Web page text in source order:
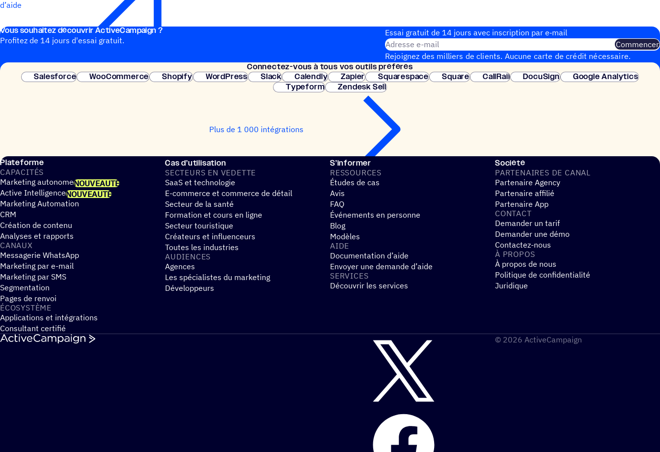
d’aide
Vous souhai­tez découvrir ActiveCampaign ?
Profitez de 14 jours d'essai gratuit.
Essai gratuit de 14 jours avec inscrip­tion par e‑mail
Adresse e-mail
Commencer
Rejoignez des milliers de clients. Aucune carte de crédit nécessaire.
Configuration instantanée.
Connec­tez-vous à tous vos outils préférés
Salesforce
WooCommerce Shopify WordPress Slack Calendly Zapier Squarespace Square CallRail DocuSign
Google Analytics
Typeform
Zendesk Sell
Plus de 1 000 intégrations
Plateforme
CAPA­CI­TÉS
Marketing autonomeNOUVEAUTÉ
Active IntelligenceNOUVEAUTÉ
Marketing Automation
CRM
Création de contenu
Analyses et rapports
CANAUX
Messagerie WhatsApp
Marketing par e-mail
Marketing par SMS
Segmentation
Pages de renvoi
ÉCOSYS­TÈME
Applications et intégrations
Consultant certifié
Cas d’utilisation
SECTEURS EN VEDETTE
SaaS et technologie
E-commerce et commerce de détail
Secteur de la santé
Formation et cours en ligne
Secteur touristique
Créateurs et influenceurs
Toutes les industries
AUDIENCES
Agences
Les spécialistes du marketing
Développeurs
S’informer
RESSOURCES
Études de cas
Avis
FAQ
Événements en personne
Blog
Modèles
AIDE
Documentation d’aide
Envoyer une demande d’aide
SERVICES
Découvrir les services
Société
PARTE­NAIRES DE CANAL
Partenaire Agency
Partenaire affilié
Partenaire App
CONTACT
Demander un tarif
Demander une démo
Contactez-nous
À PROPOS
À propos de nous
Politique de confidentialité
Juridique
© 2026 ActiveCampaign